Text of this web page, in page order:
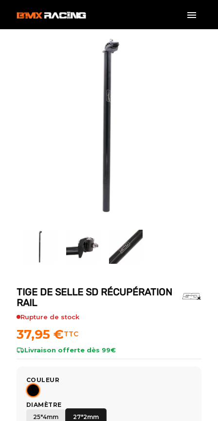
TIGE DE SELLE SD RÉCUPÉRATION
RAIL
Rupture de stock
37,95 €TTC
Livraison offerte dès 99€
COULEUR
DIAMÈTRE
25"4mm
27"2mm